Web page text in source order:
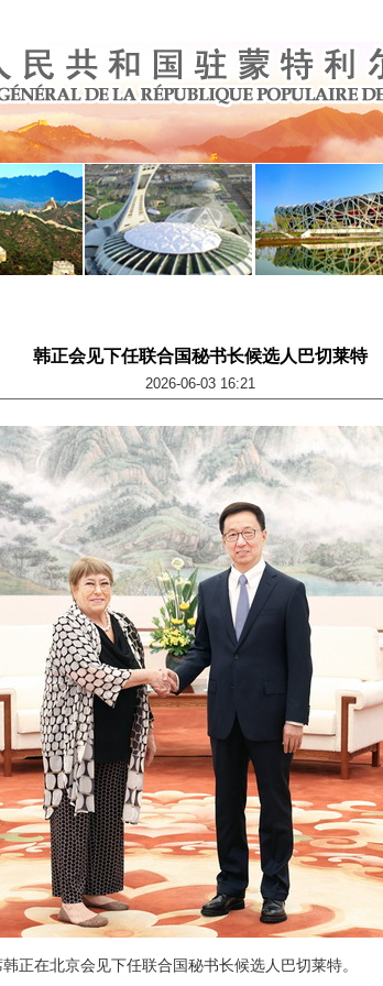
韩正会见下任联合国秘书长候选人巴切莱特
2026-06-03 16:21
正在北京会见下任联合国秘书长候选人巴切莱特。